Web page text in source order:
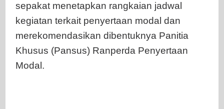
sepakat menetapkan rangkaian jadwal
kegiatan terkait penyertaan modal dan
merekomendasikan dibentuknya Panitia
Khusus (Pansus) Ranperda Penyertaan
Modal.